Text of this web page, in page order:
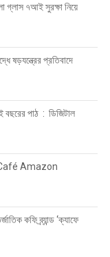
গ্লাস ৭আই সুরক্ষা নিয়ে
ষড়যন্ত্রের প্রতিবাদে
বছরের পাঠ : ডিজিটাল
Amazon
কফি ব্র্যান্ড ‘ক্যাফে